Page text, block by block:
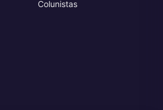
Colunistas